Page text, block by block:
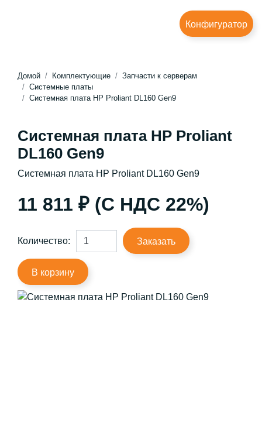
Конфигуратор
Домой Комплектующие
Запчасти к серверам
Системные платы
Системная плата HP Proliant DL160 Gen9
Системная плата HP Proliant
DL160 Gen9
Системная плата HP Proliant DL160 Gen9
11 811 ₽ (С НДС 22%)
Количество: Заказать
В корзину